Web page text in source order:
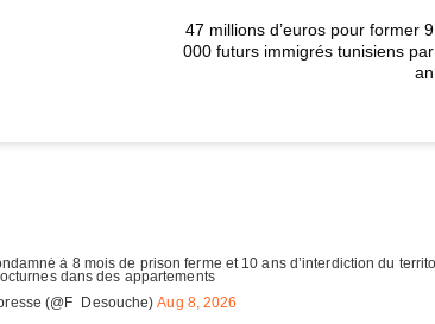
47 millions d’euros pour former 9
000 futurs immigrés tunisiens par
an